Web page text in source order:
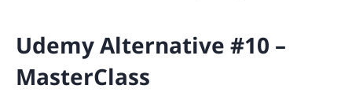
Udemy Alternative #10 –
MasterClass